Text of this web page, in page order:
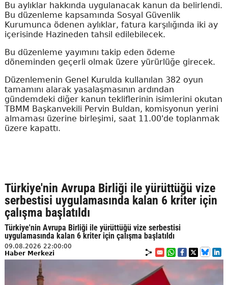
Bu aylıklar hakkında uygulanacak kanun da belirlendi.
Bu düzenleme kapsamında Sosyal Güvenlik
Kurumunca ödenen aylıklar, fatura karşılığında iki ay
içerisinde Hazineden tahsil edilebilecek.
Bu düzenleme yayımını takip eden ödeme
döneminden geçerli olmak üzere yürürlüğe girecek.
Düzenlemenin Genel Kurulda kullanılan 382 oyun
tamamını alarak yasalaşmasının ardından
gündemdeki diğer kanun tekliflerinin isimlerini okutan
TBMM Başkanvekili Pervin Buldan, komisyonun yerini
almaması üzerine birleşimi, saat 11.00'de toplanmak
üzere kapattı.
Türkiye'nin Avrupa Birliği ile yürüttüğü vize
serbestisi uygulamasında kalan 6 kriter için
çalışma başlatıldı
Türkiye'nin Avrupa Birliği ile yürüttüğü vize serbestisi
uygulamasında kalan 6 kriter için çalışma başlatıldı
09.08.2026 22:00:00
Haber Merkezi